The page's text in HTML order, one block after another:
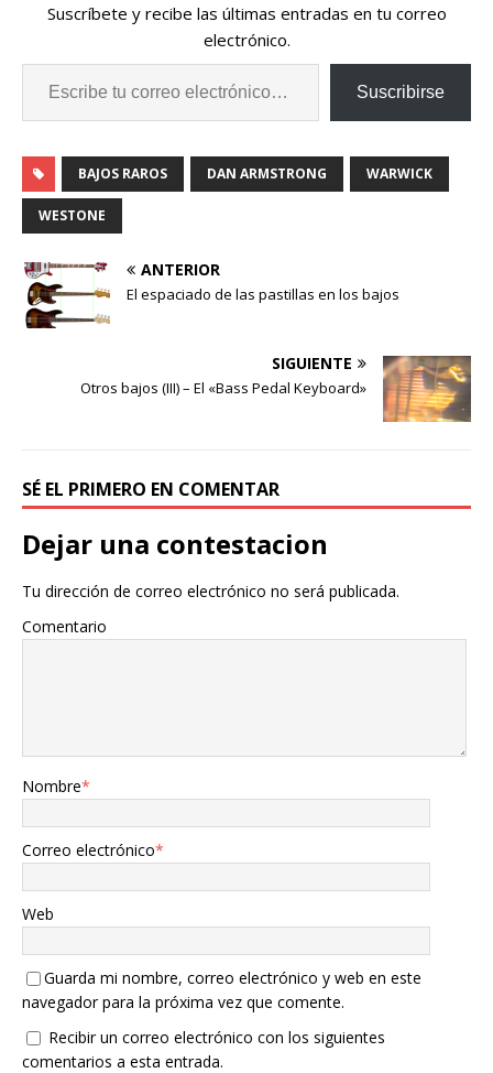
Suscríbete y recibe las últimas entradas en tu correo
electrónico.
Suscribirse
BAJOS RAROS DAN ARMSTRONG WARWICK
WESTONE
ANTERIOR
El espaciado de las pastillas en los bajos
SIGUIENTE
Otros bajos (III) – El «Bass Pedal Keyboard»
SÉ EL PRIMERO EN COMENTAR
Dejar una contestacion
Tu dirección de correo electrónico no será publicada.
Comentario
Nombre*
Correo electrónico*
Web
Guarda mi nombre, correo electrónico y web en este
navegador para la próxima vez que comente.
Recibir un correo electrónico con los siguientes
comentarios a esta entrada.